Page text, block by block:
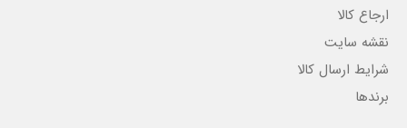
ارجاع کالا
نقشه سایت
شرایط ارسال کالا
برندها